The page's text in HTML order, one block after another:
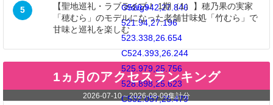
</svg>
C520.942,27.846
521.94,27.196
523.338,26.654
C524.393,26.244
525.979,25.756
528.898,25.623
C532.057,25.479
5
【聖地巡礼・ラブライブ！ 1期（1）】穂乃果の実家
「穂むら」のモデルになった老舗甘味処「竹むら」で
甘味と巡礼を楽しむ
1ヵ月のアクセスランキング
2026-07-10～2026-08-09集計分